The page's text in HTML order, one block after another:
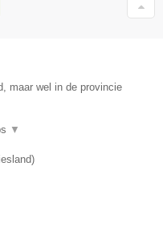
maar wel in de provincie
▼
)